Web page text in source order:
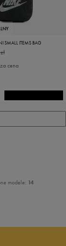
SMALL ITEMS BAG
cena
modele: 14